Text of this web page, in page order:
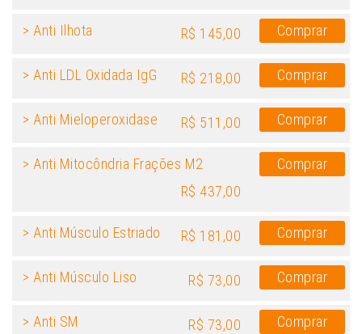
> Anti Ilhota R$ 145,00 Comprar
> Anti LDL Oxidada IgG R$ 218,00 Comprar
> Anti Mieloperoxidase R$ 511,00 Comprar
> Anti Mitocôndria Frações M2
R$ 437,00
Comprar
> Anti Músculo Estriado R$ 181,00 Comprar
> Anti Músculo Liso R$ 73,00 Comprar
> Anti SM R$ 73,00 Comprar